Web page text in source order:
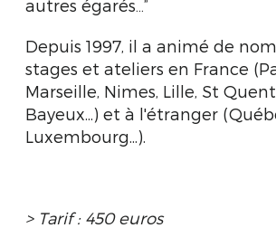
autres égarés…”
Depuis 1997, il a animé de
stages et ateliers en France
Marseille, Nimes, Lille, St
Bayeux...) et à l'étranger
Luxembourg...).
> Tarif : 450 euros